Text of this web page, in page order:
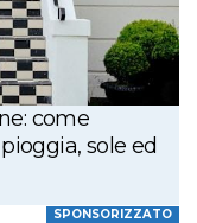
come
sole ed
SPONSORIZZATO